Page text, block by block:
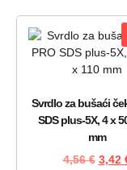
Svrdlo za bušaći
SDS plus-5X, 4 x
mm
4,56€ 3,42